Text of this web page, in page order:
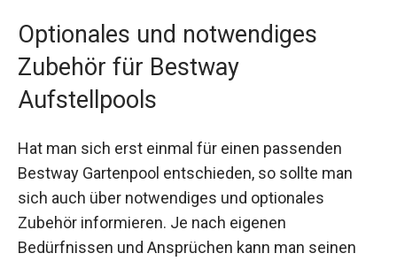
Optionales und notwendiges
Zubehör für Bestway
Aufstellpools
Hat man sich erst einmal für einen passenden
Bestway Gartenpool entschieden, so sollte man
sich auch über notwendiges und optionales
Zubehör informieren. Je nach eigenen
Bedürfnissen und Ansprüchen kann man seinen